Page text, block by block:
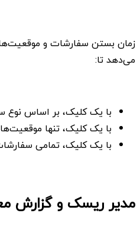
زمان بستن سفارشات و
می‌دهد تا:
با یک کلیک، بر اساس نوع
با یک کلیک، تنها
با یک کلیک، تمامی
مدیر ریسک و گزارش